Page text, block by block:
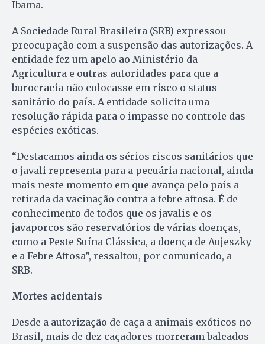
Ibama.
A Sociedade Rural Brasileira (SRB) expressou
preocupação com a suspensão das autorizações. A
entidade fez um apelo ao Ministério da
Agricultura e outras autoridades para que a
burocracia não colocasse em risco o status
sanitário do país. A entidade solicita uma
resolução rápida para o impasse no controle das
espécies exóticas.
“Destacamos ainda os sérios riscos sanitários que
o javali representa para a pecuária nacional, ainda
mais neste momento em que avança pelo país a
retirada da vacinação contra a febre aftosa. É de
conhecimento de todos que os javalis e os
javaporcos são reservatórios de várias doenças,
como a Peste Suína Clássica, a doença de Aujeszky
e a Febre Aftosa”, ressaltou, por comunicado, a
SRB.
Mortes acidentais
Desde a autorização de caça a animais exóticos no
Brasil, mais de dez caçadores morreram baleados